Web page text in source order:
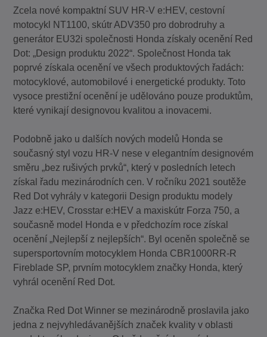
Zcela nové kompaktní SUV HR-V e:HEV, cestovní
motocykl NT1100, skútr ADV350 pro dobrodruhy a
generátor EU32i společnosti Honda získaly ocenění Red
Dot: „Design produktu 2022“. Společnost Honda tak
poprvé získala ocenění ve všech produktových řadách:
motocyklové, automobilové i energetické produkty. Toto
vysoce prestižní ocenění je udělováno pouze produktům,
které vynikají designovou kvalitou a inovacemi.
Podobně jako u dalších nových modelů Honda se
současný styl vozu HR-V nese v elegantním designovém
směru „bez rušivých prvků“, který v posledních letech
získal řadu mezinárodních cen. V ročníku 2021 soutěže
Red Dot vyhrály v kategorii Design produktu modely
Jazz e:HEV, Crosstar e:HEV a maxiskútr Forza 750, a
současně model Honda e v předchozím roce získal
ocenění „Nejlepší z nejlepších“. Byl oceněn společně se
supersportovním motocyklem Honda CBR1000RR-R
Fireblade SP, prvním motocyklem značky Honda, který
vyhrál ocenění Red Dot.
Značka Red Dot Winner se mezinárodně proslavila jako
jedna z nejvyhledávanějších značek kvality v oblasti